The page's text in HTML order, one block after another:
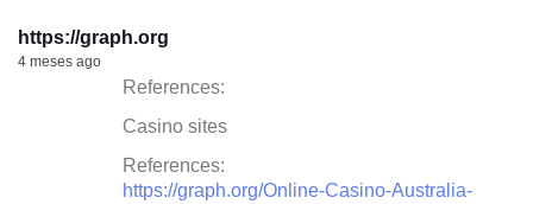
https://graph.org
4 meses ago
References:
Casino sites
References:
https://graph.org/Online-Casino-Australia-